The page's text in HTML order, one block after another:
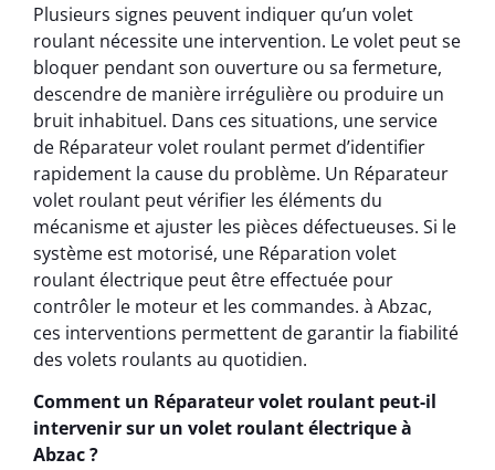
Plusieurs signes peuvent indiquer qu’un volet
roulant nécessite une intervention. Le volet peut se
bloquer pendant son ouverture ou sa fermeture,
descendre de manière irrégulière ou produire un
bruit inhabituel. Dans ces situations, une service
de Réparateur volet roulant permet d’identifier
rapidement la cause du problème. Un Réparateur
volet roulant peut vérifier les éléments du
mécanisme et ajuster les pièces défectueuses. Si le
système est motorisé, une Réparation volet
roulant électrique peut être effectuée pour
contrôler le moteur et les commandes. à Abzac,
ces interventions permettent de garantir la fiabilité
des volets roulants au quotidien.
Comment un Réparateur volet roulant peut-il
intervenir sur un volet roulant électrique à
Abzac ?